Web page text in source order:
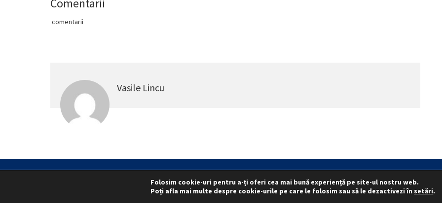
Comentarii
comentarii
Vasile Lincu
Reprezentativitate M.A.I. Reprezentativitate I.G.P.R. și I.P.J.-uri Politica folosirii cookie-urilor
Folosim cookie-uri pentru a-ți oferi cea mai bună experiență pe site-ul nostru web.
Poți afla mai multe despre cookie-urile pe care le folosim sau să le dezactivezi în setări.